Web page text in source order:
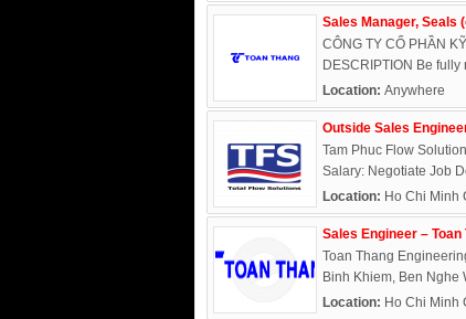
Sales Manager, Seals
CÔNG TY CỔ PHẦN
DESCRIPTION Be
Location: Anywhere
Outside Sales
Tam Phuc Flow
Salary: Negotiate Job
Location: Ho Chi Minh
Sales Engineer –
Toan Thang
Binh Khiem, Ben Nghe
Location: Ho Chi Minh